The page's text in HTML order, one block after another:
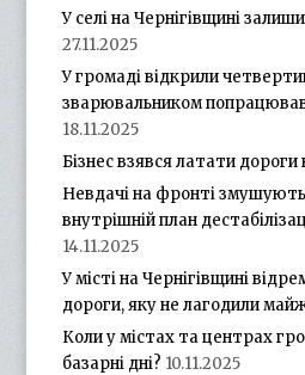
У селі на Чернігівщині
27.11.2025
У громаді відкрили
зварювальником
18.11.2025
Бізнес взявся латати дороги
Невдачі на фронті
внутрішній план
14.11.2025
У місті на Чернігівщині
дороги, яку не лагодили
Коли у містах та центрах
базарні дні? 10.11.2025